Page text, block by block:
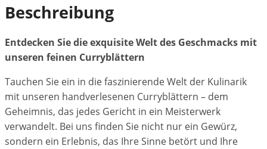
Beschreibung
Entdecken Sie die exquisite Welt des Geschmacks mit
unseren feinen Curryblättern
Tauchen Sie ein in die faszinierende Welt der Kulinarik
mit unseren handverlesenen Curryblättern – dem
Geheimnis, das jedes Gericht in ein Meisterwerk
verwandelt. Bei uns finden Sie nicht nur ein Gewürz,
sondern ein Erlebnis, das Ihre Sinne betört und Ihre